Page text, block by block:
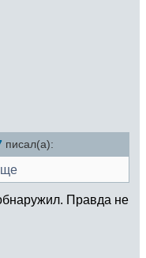
писал(а):
Правда не